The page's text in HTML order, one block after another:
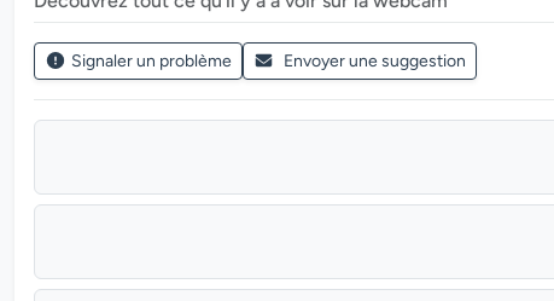
Signaler un problème Envoyer une suggestion